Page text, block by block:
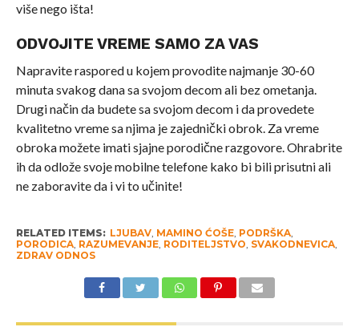
više nego išta!
ODVOJITE VREME SAMO ZA VAS
Napravite raspored u kojem provodite najmanje 30-60
minuta svakog dana sa svojom decom ali bez ometanja.
Drugi način da budete sa svojom decom i da provedete
kvalitetno vreme sa njima je zajednički obrok. Za vreme
obroka možete imati sjajne porodične razgovore. Ohrabrite
ih da odlože svoje mobilne telefone kako bi bili prisutni ali
ne zaboravite da i vi to učinite!
RELATED ITEMS: LJUBAV, MAMINO ĆOŠE, PODRŠKA,
PORODICA, RAZUMEVANJE, RODITELJSTVO, SVAKODNEVICA,
ZDRAV ODNOS